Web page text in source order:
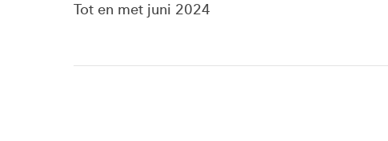
Tot en met juni 2024